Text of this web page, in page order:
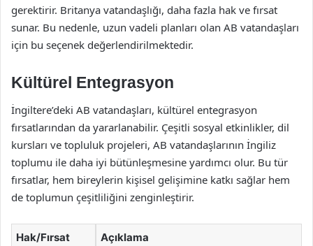
gerektirir. Britanya vatandaşlığı, daha fazla hak ve fırsat
sunar. Bu nedenle, uzun vadeli planları olan AB vatandaşları
için bu seçenek değerlendirilmektedir.
Kültürel Entegrasyon
İngiltere’deki AB vatandaşları, kültürel entegrasyon
fırsatlarından da yararlanabilir. Çeşitli sosyal etkinlikler, dil
kursları ve topluluk projeleri, AB vatandaşlarının İngiliz
toplumu ile daha iyi bütünleşmesine yardımcı olur. Bu tür
fırsatlar, hem bireylerin kişisel gelişimine katkı sağlar hem
de toplumun çeşitliliğini zenginleştirir.
Hak/Fırsat Açıklama